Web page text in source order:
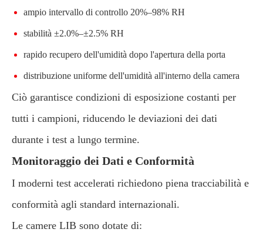
ampio intervallo di controllo 20%–98% RH
stabilità ±2.0%–±2.5% RH
rapido recupero dell'umidità dopo l'apertura della porta
distribuzione uniforme dell'umidità all'interno della camera
Ciò garantisce condizioni di esposizione costanti per
tutti i campioni, riducendo le deviazioni dei dati
durante i test a lungo termine.
Monitoraggio dei Dati e Conformità
I moderni test accelerati richiedono piena tracciabilità e
conformità agli standard internazionali.
Le camere LIB sono dotate di: